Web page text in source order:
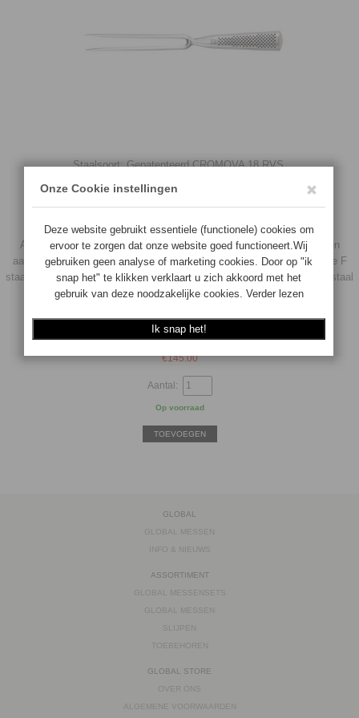
Staalsoort: Gepatenteerd CROMOVA 18 RVS.
Gewicht 146 gr.
VERZWAARDE UITVOERING
Aangezien met name koks in Europa een zwaar mes prettiger vinden
aanvoelen heeft Global een flinke keus in de verzwaarde GF serie. De F
staat voor Forged, deze serie is wat dikker door het gebruik van meer staal
tijdens het fabricageproces waardoor het mes veel zwaarder is.
Voor overige informatie zie info & nieuws
€145.00
Aantal:
Op voorraad
TOEVOEGEN
GLOBAL
GLOBAL MESSEN
INFO & NIEUWS
ASSORTIMENT
GLOBAL MESSENSETS
GLOBAL MESSEN
SLIJPEN
TOEBEHOREN
GLOBAL STORE
OVER ONS
ALGEMENE VOORWAARDEN